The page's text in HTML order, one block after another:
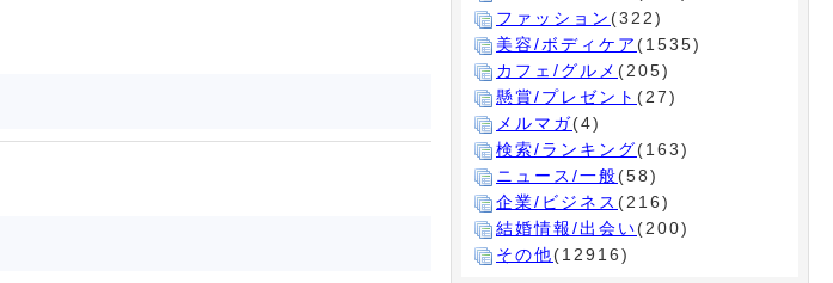
ファッション (322)
美容/ボディケア (1535)
カフェ/グルメ (205)
懸賞/プレゼント (27)
メルマガ(4)
検索/ランキング(163)
ニュース/一般(58)
企業/ビジネス (216)
結婚情報/出会い(200)
その他(12916)